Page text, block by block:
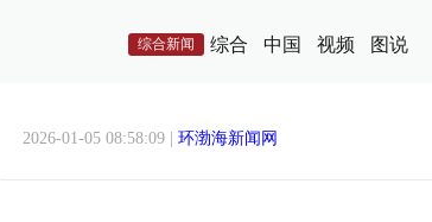
综合新闻 综合 中国 视频 图说
2026-01-05 08:58:09 | 环渤海新闻网